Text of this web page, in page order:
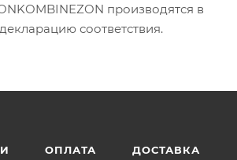
производятся в
соответствия.
ОПЛАТА ДОСТАВКА